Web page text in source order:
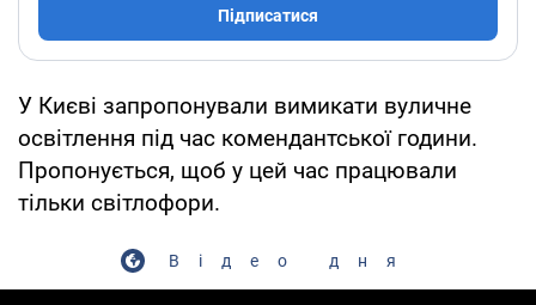
Підписатися
У Києві запропонували вимикати вуличне
освітлення під час комендантської години.
Пропонується, щоб у цей час працювали
тільки світлофори.
Відео дня